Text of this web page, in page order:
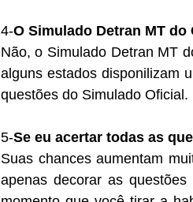
4-O Simulado Detran MT
Não, o Simulado Detran MT
alguns estados disponilizam
questões do Simulado
5-Se eu acertar todas as
Suas chances aumentam
apenas decorar as